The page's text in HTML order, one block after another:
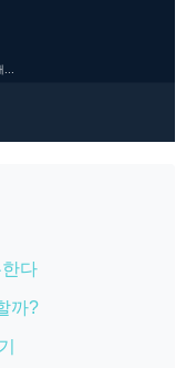
...
다
까?